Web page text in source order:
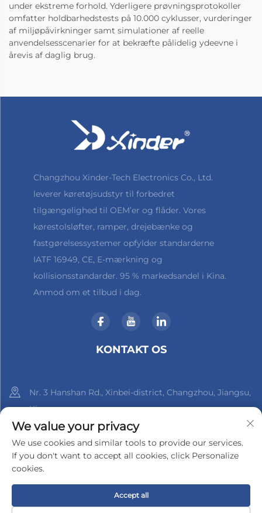
under ekstreme forhold. Yderligere prøvningsprotokoller
omfatter holdbarhedstests på 10.000 cyklusser, vurderinger
af miljøpåvirkninger samt simulationer af reelle
anvendelsesscenarier for at bekræfte pålidelig ydeevne i
årevis af daglig brug.
Changzhou Xinder-Tech Electronics Co., Ltd.
leverer køretøjsudstyr til forbedret
tilgængelighed til OEM’er og flåder. Vores
kørestolsløfter, ramper, drejebænke og
fastgørelsessystemer opfylder standarderne
IATF 16949, CE, E-mærkning og
kollisionsstandarder. 95 % markedsandel i Kina.
Anmod om et tilbud i dag.
KONTAKT OS
Nr. 3 Hanshan Rd., Xinbei-district, Changzhou, Jiangsu,
Kina
+86-18961288218
[email protected]
Copyright © 2025 af Changzhou Xinder-Tech Electronics Co.,
Ltd. Privatlivspolitik
We value your privacy
We use cookies and similar tools to provide our services.
If you don't want to accept all cookies, click Personalize
cookies.
Accept all